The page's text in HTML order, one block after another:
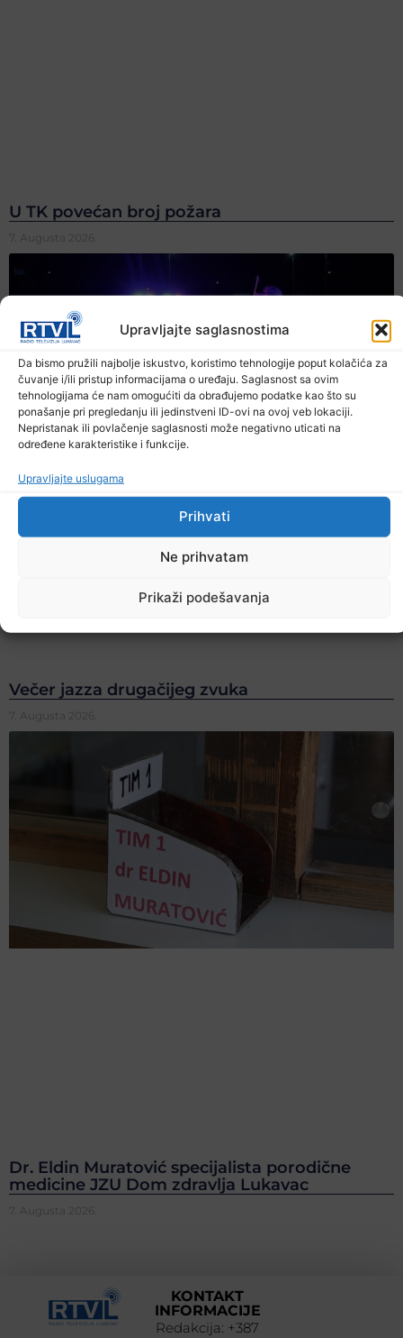
Upravljajte saglasnostima
Da bismo pružili najbolje iskustvo, koristimo tehnologije poput kolačića za
čuvanje i/ili pristup informacijama o uređaju. Saglasnost sa ovim
tehnologijama će nam omogućiti da obrađujemo podatke kao što su
ponašanje pri pregledanju ili jedinstveni ID-ovi na ovoj veb lokaciji.
Nepristanak ili povlačenje saglasnosti može negativno uticati na
određene karakteristike i funkcije.
Upravljajte uslugama
Prihvati
Ne prihvatam
Prikaži podešavanja
U TK povećan broj požara
7. Augusta 2026.
Večer jazza drugačijeg zvuka
7. Augusta 2026.
Dr. Eldin Muratović specijalista porodične
medicine JZU Dom zdravlja Lukavac
7. Augusta 2026.
KONTAKT
INFORMACIJE
Redakcija: +387